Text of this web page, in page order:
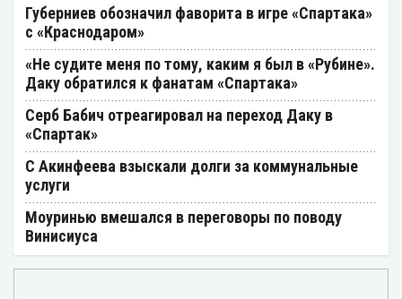
Губерниев обозначил фаворита в игре «Спартака»
с «Краснодаром»
«Не судите меня по тому, каким я был в «Рубине».
Даку обратился к фанатам «Спартака»
Серб Бабич отреагировал на переход Даку в
«Спартак»
С Акинфеева взыскали долги за коммунальные
услуги
Моуринью вмешался в переговоры по поводу
Винисиуса